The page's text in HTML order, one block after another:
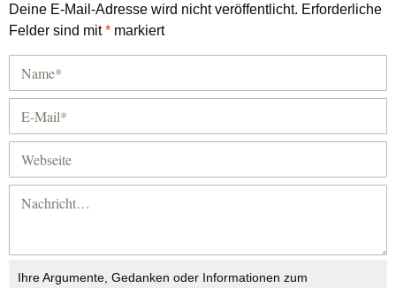
Deine E-Mail-Adresse wird nicht veröffentlicht. Erforderliche
Felder sind mit* markiert
Ihre Argumente, Gedanken oder Informationen zum